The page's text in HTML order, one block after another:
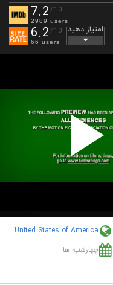
7.2 /10
2989 users
6.2 /10
66 users
امتیاز دهید
United States of America
چهارشنبه ها